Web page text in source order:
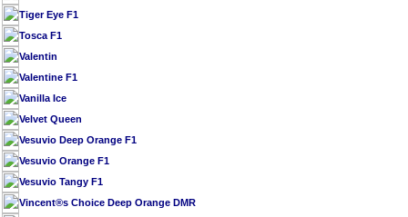
Tiger Eye F1
Tosca F1
Valentin
Valentine F1
Vanilla Ice
Velvet Queen
Vesuvio Deep Orange F1
Vesuvio Orange F1
Vesuvio Tangy F1
Vincent®s Choice Deep Orange DMR